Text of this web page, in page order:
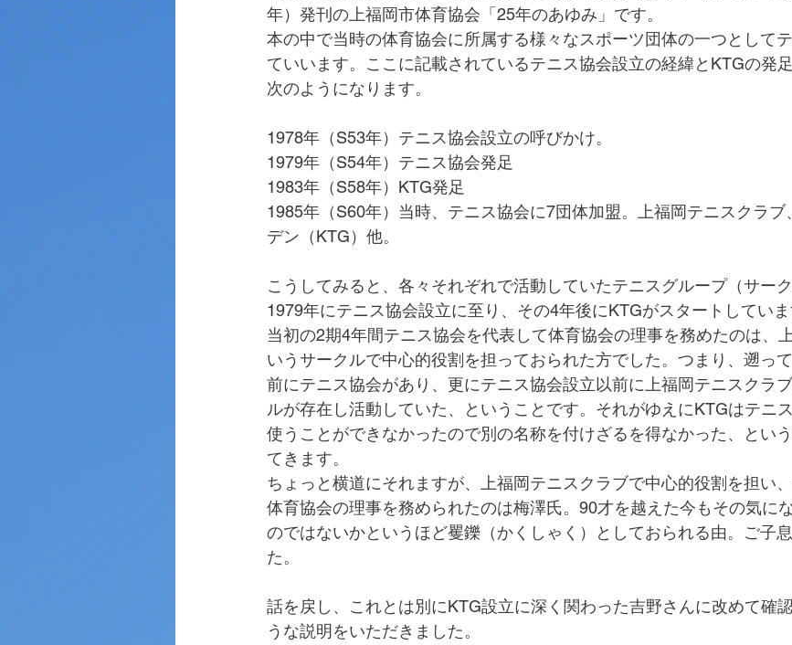
年）発刊の上福岡市体育協会「25年のあゆみ」です。
本の中で当時の体育協会に所属する様々なスポーツ団体の一つとして
ていいます。ここに記載されているテニス協会設立の経緯とKTGの発
次のようになります。
1978年（S53年）テニス協会設立の呼びかけ。
1979年（S54年）テニス協会発足
1983年（S58年）KTG発足
1985年（S60年）当時、テニス協会に7団体加盟。上福岡テニスクラブ
デン（KTG）他。
こうしてみると、各々それぞれで活動していたテニスグループ（サー
1979年にテニス協会設立に至り、その4年後にKTGがスタートしてい
当初の2期4年間テニス協会を代表して体育協会の理事を務めたのは、
いうサークルで中心的役割を担っておられた方でした。つまり、遡っ
前にテニス協会があり、更にテニス協会設立以前に上福岡テニスクラ
ルが存在し活動していた、ということです。それがゆえにKTGはテニ
使うことができなかったので別の名称を付けざるを得なかった、とい
てきます。
ちょっと横道にそれますが、上福岡テニスクラブで中心的役割を担い
体育協会の理事を務められたのは梅澤氏。90才を越えた今もその気に
のではないかというほど矍鑠（かくしゃく）としておられる由。ご子
た。
話を戻し、これとは別にKTG設立に深く関わった吉野さんに改めて確
うな説明をいただきました。